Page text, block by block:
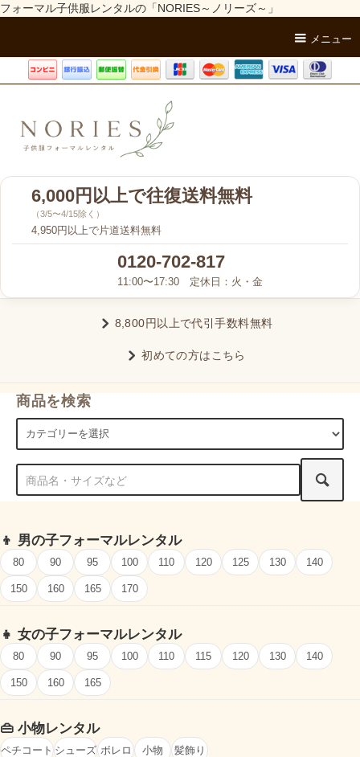
フォーマル子供服レンタルの「NORIES～ノリーズ～」
メニュー
6,000円以上で往復送料無料
（3/5〜4/15除く）
4,950円以上で片道送料無料
0120-702-817
11:00〜17:30 定休日：火・金
8,800円以上で代引手数料無料
初めての方はこちら
商品を検索
👦 男の子フォーマルレンタル
80 90 95 100 110 120 125 130 140
150 160 165 170
👧 女の子フォーマルレンタル
80 90 95 100 110 115 120 130 140
150 160 165
👜 小物レンタル
ペチコートシューズ ボレロ 小物 髪飾り